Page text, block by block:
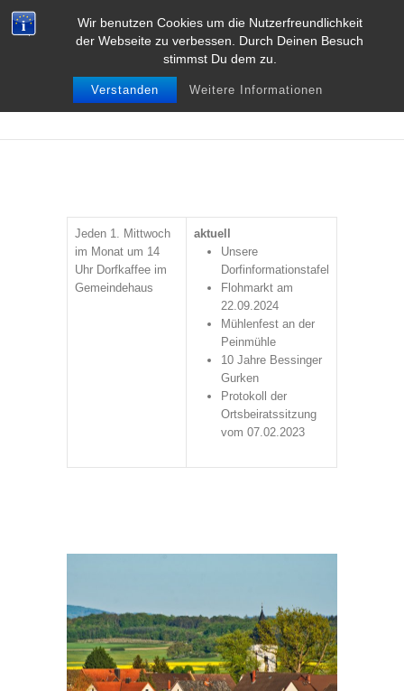
Wir benutzen Cookies um die Nutzerfreundlichkeit
der Webseite zu verbessen. Durch Deinen Besuch
stimmst Du dem zu.
Verstanden Weitere Informationen
NIEDER-
BESSINGEN
Jeden 1. Mittwoch
im Monat um 14
Uhr Dorfkaffee im
Gemeindehaus
aktuell
Unsere
Dorfinformationstafel
Flohmarkt am
22.09.2024
Mühlenfest an der
Peinmühle
10 Jahre Bessinger
Gurken
Protokoll der
Ortsbeiratssitzung
vom 07.02.2023